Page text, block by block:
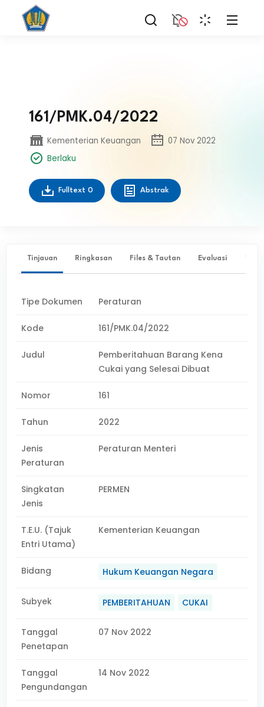
161/PMK.04/2022
Kementerian Keuangan
07 Nov 2022
Berlaku
Fulltext 0 Abstrak
Tinjauan Ringkasan Files & Tautan Evaluasi ✨
Tipe Dokumen Peraturan
Kode 161/PMK.04/2022
Judul
Pemberitahuan Barang Kena
Cukai yang Selesai Dibuat
Nomor 161
Tahun 2022
Jenis
Peraturan
Peraturan Menteri
Singkatan
Jenis
PERMEN
T.E.U. (Tajuk
Entri Utama)
Kementerian Keuangan
Bidang Hukum Keuangan Negara
Subyek PEMBERITAHUAN CUKAI
Tanggal
Penetapan
07 Nov 2022
Tanggal
Pengundangan
14 Nov 2022